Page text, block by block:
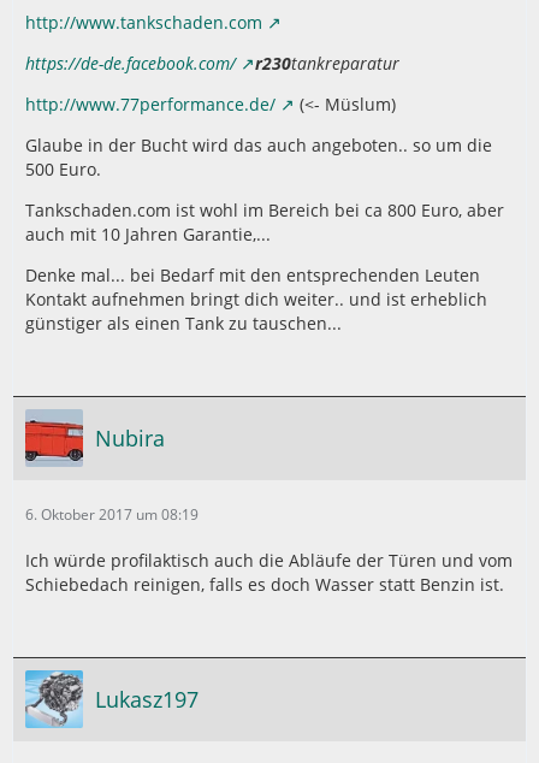
http://www.tankschaden.com
https://de-de.facebook.com/
r230tankreparatur
http://www.77performance.de/
(<- Müslum)
Glaube in der Bucht wird das auch angeboten.. so um die
500 Euro.
Tankschaden.com ist wohl im Bereich bei ca 800 Euro, aber
auch mit 10 Jahren Garantie,...
Denke mal... bei Bedarf mit den entsprechenden Leuten
Kontakt aufnehmen bringt dich weiter.. und ist erheblich
günstiger als einen Tank zu tauschen...
Nubira
6. Oktober 2017 um 08:19
Ich würde profilaktisch auch die Abläufe der Türen und vom
Schiebedach reinigen, falls es doch Wasser statt Benzin ist.
Lukasz197